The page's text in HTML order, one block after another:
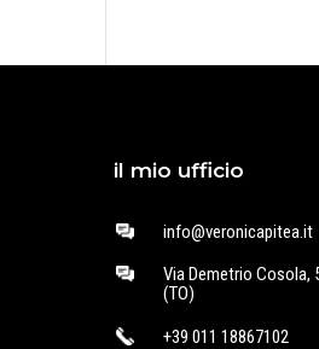
il mio ufficio
info@veronicapitea.it
Via Demetrio Cosola,
(TO)
+39 011 18867102